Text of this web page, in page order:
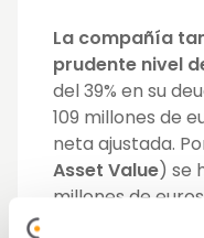
La compañía
prudente nivel
del 39% en su
109 millones de
neta ajustada.
Asset Value) se
millones de